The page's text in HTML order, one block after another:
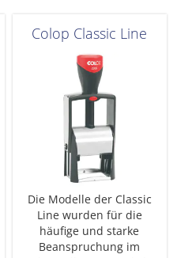
Colop Classic Line
Die Modelle der Classic
Line wurden für die
häufige und starke
Beanspruchung im